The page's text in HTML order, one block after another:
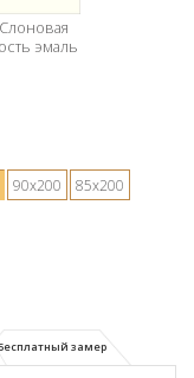
Слоновая
эмаль
90х200
85х200
замер